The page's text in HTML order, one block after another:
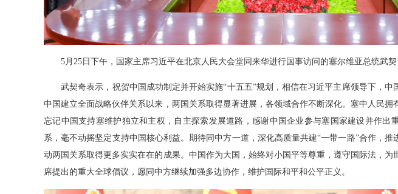
5月25日下午，国家主席习近平在北京人民大会堂同来华进行国事访问的塞尔维亚总统武
武契奇表示，祝贺中国成功制定并开始实施“十五五”规划，相信在习近平主席领导下，中
中国建立全面战略伙伴关系以来，两国关系取得显著进展，各领域合作不断深化。塞中人民拥
忘记中国支持塞维护独立和主权，自主探索发展道路，感谢中国企业参与塞国家建设并作出
系，毫不动摇坚定支持中国核心利益。期待同中方一道，深化高质量共建“一带一路”合作，
动两国关系取得更多实实在在的成果。中国作为大国，始终对小国平等尊重，遵守国际法，为
席提出的重大全球倡议，愿同中方继续加强多边协作，维护国际和平和公平正义。